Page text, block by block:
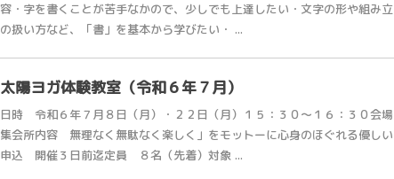
容・字を書くことが苦手なかので、少しでも上達したい・文字の形や組み
の扱い方など、「書」を基本から学びたい・ ...
太陽ヨガ体験教室（令和６年７月）
日時 令和６年７月８日（月）・２２日（月）１５：３０～１６：３０会
集会所内容 無理なく無駄なく楽しく」をモットーに心身のほぐれる優し
申込 開催３日前迄定員 ８名（先着）対象 ...